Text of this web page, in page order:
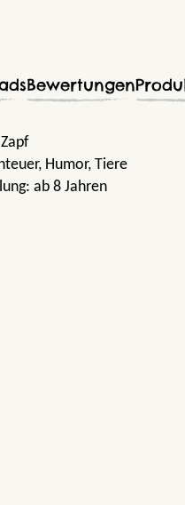
Bewertungen
, Humor, Tiere
ab 8 Jahren